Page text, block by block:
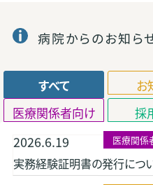
病院からのお知ら
すべて お
医療関係者向け
採
2026.6.19 医療関係
実務経験証明書の発行につ